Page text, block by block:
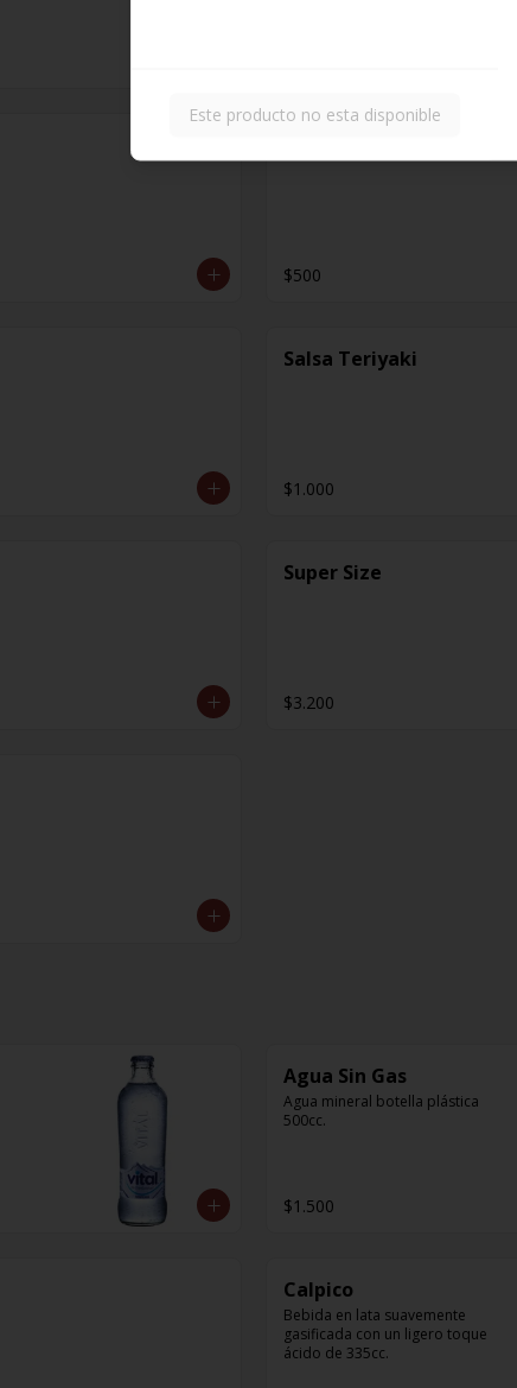
$500
Salsa Teriyaki
$1.000
Super Size
$3.200
Agua Sin Gas
Agua mineral botella plástica
500cc.
$1.500
Calpico
Bebida en lata suavemente
gasificada con un ligero toque
ácido de 335cc.
Este producto no esta disponible